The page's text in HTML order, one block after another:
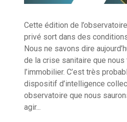
Cette édition de
privé sort dans des
Nous ne savons dire
de la crise sanitaire que
l’immobilier. C’est très
dispositif d’intelligence
observatoire que nous
agir...